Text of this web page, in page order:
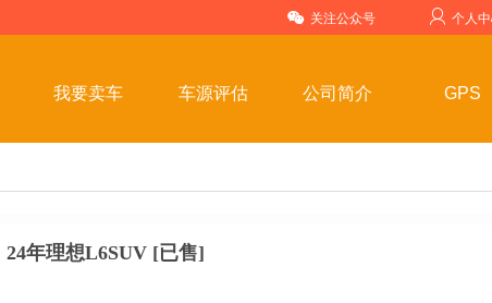
关注公众号 个人
我要卖车 车源评估 公司简介 GPS
24年理想L6SUV [已售]